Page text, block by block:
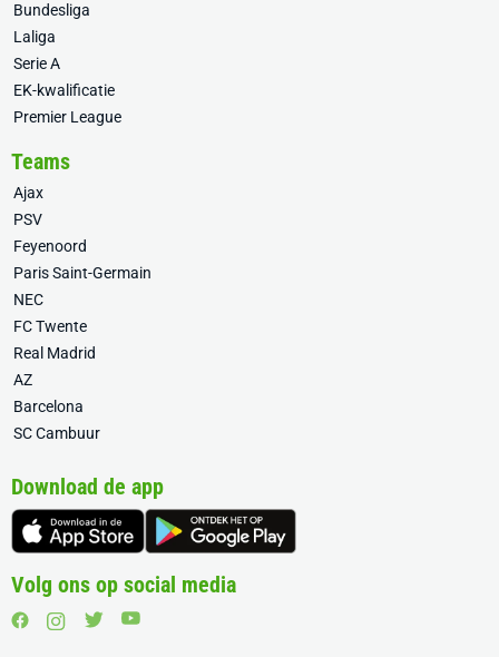
Bundesliga
Laliga
Serie A
EK-kwalificatie
Premier League
Teams
Ajax
PSV
Feyenoord
Paris Saint-Germain
NEC
FC Twente
Real Madrid
AZ
Barcelona
SC Cambuur
Download de app
Volg ons op social media